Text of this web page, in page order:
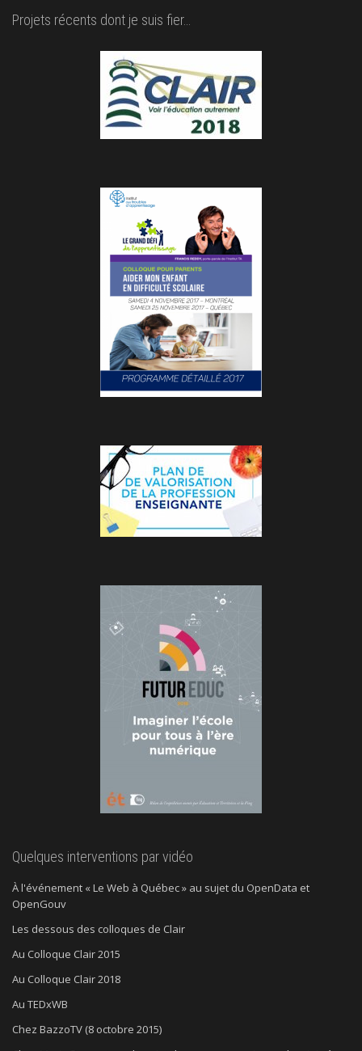
Projets récents dont je suis fier…
Quelques interventions par vidéo
À l'événement « Le Web à Québec » au sujet du OpenData et
OpenGouv
Les dessous des colloques de Clair
Au Colloque Clair 2015
Au Colloque Clair 2018
Au TEDxWB
Chez BazzoTV (8 octobre 2015)